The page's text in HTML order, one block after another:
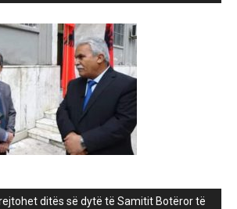
ditës së dytë të Samitit Botëror të